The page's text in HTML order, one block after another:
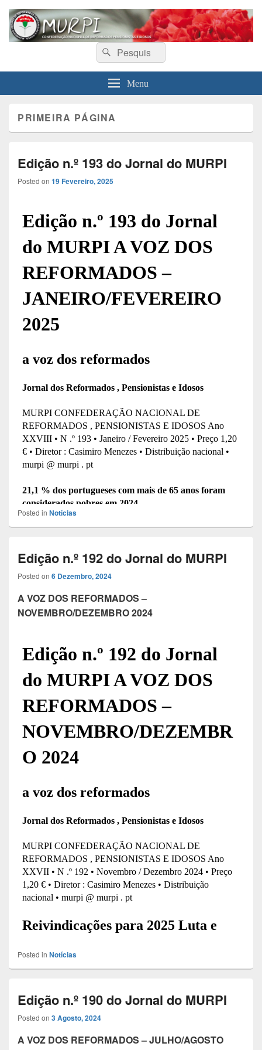
MURPI
Confederação Nacional de Reformados, Pensionistas e Idosos
Search
for:
Search
Menu
PRIMEIRA PÁGINA
Edição n.º 193 do Jornal do MURPI
Posted on 19 Fevereiro, 2025
Posted in Notícias
Edição n.º 192 do Jornal do MURPI
Posted on 6 Dezembro, 2024
A VOZ DOS REFORMADOS –
NOVEMBRO/DEZEMBRO 2024
Posted in Notícias
Edição n.º 190 do Jornal do MURPI
Posted on 3 Agosto, 2024
A VOZ DOS REFORMADOS – JULHO/AGOSTO